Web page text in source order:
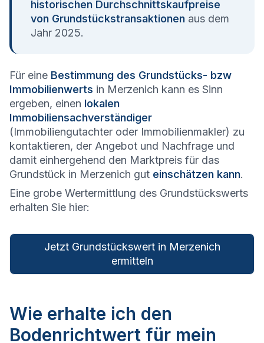
historischen Durchschnittskaufpreise
von Grundstückstransaktionen aus dem
Jahr 2025.
Für eine Bestimmung des Grundstücks- bzw
Immobilienwerts in Merzenich kann es Sinn
ergeben, einen lokalen
Immobiliensachverständiger
(Immobiliengutachter oder Immobilienmakler) zu
kontaktieren, der Angebot und Nachfrage und
damit einhergehend den Marktpreis für das
Grundstück in Merzenich gut einschätzen kann.
Eine grobe Wertermittlung des Grundstückswerts
erhalten Sie hier:
Jetzt Grundstückswert in Merzenich
ermitteln
Wie erhalte ich den
Bodenrichtwert für mein